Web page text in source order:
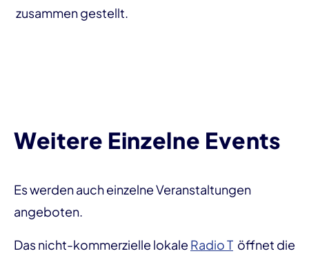
zusammen gestellt.
Weitere Einzelne Events
Es werden auch einzelne Veranstaltungen
angeboten.
Das nicht-kommerzielle lokale Radio T öffnet die